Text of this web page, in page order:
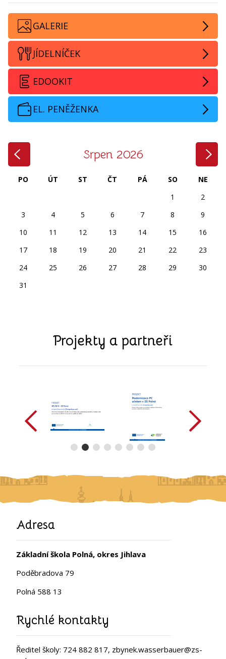
GALERIE
JÍDELNÍČEK
EDOOKIT
EL. PENĚŽENKA
Srpen 2026
PO ÚT ST ČT PÁ SO
NE
1
2
3
4 5 6 7 8
9
10
11 12 13 14 15
16
17
18 19 20 21 22
23
24
25 26 27 28 29
30
31
Projekty a partneři
Adresa
Základní škola Polná, okres Jihlava
Poděbradova 79
Polná 588 13
Rychlé kontakty
Ředitel školy: 724 882 817, zbynek.wasserbauer@zs-